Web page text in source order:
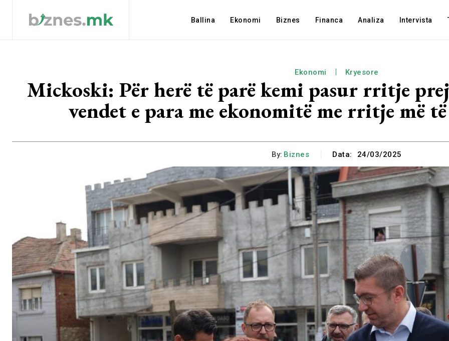
Ballina Ekonomi Biznes Financa Analiza Intervista
Ekonomi Kryesore
Mickoski: Për herë të parë kemi pasur rritje
vendet e para me ekonomitë me rritje më
By: Biznes Data: 24/03/2025